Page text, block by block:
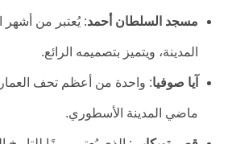
مسجد السلطان أحمد: يُعتبر من أشهر
المدينة، ويتميز بتصميمه الرائع.
آيا صوفيا: واحدة من أعظم تحف
ماضي المدينة الأسطوري.